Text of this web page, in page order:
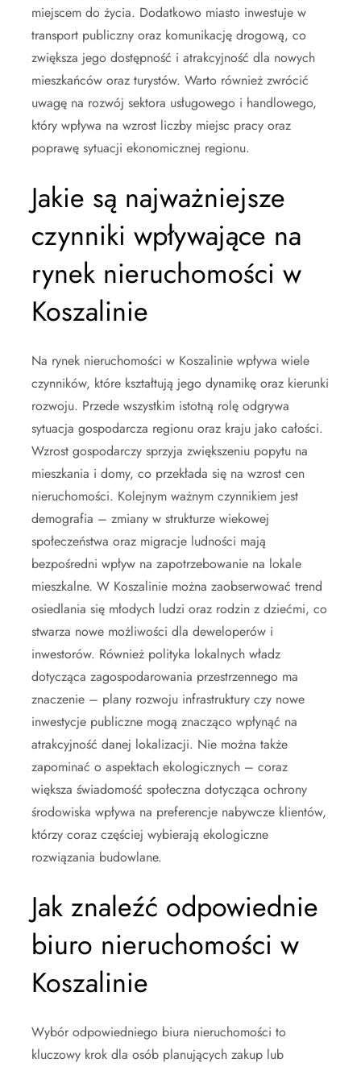
miejscem do życia. Dodatkowo miasto inwestuje w
transport publiczny oraz komunikację drogową, co
zwiększa jego dostępność i atrakcyjność dla nowych
mieszkańców oraz turystów. Warto również zwrócić
uwagę na rozwój sektora usługowego i handlowego,
który wpływa na wzrost liczby miejsc pracy oraz
poprawę sytuacji ekonomicznej regionu.
Jakie są najważniejsze
czynniki wpływające na
rynek nieruchomości w
Koszalinie
Na rynek nieruchomości w Koszalinie wpływa wiele
czynników, które kształtują jego dynamikę oraz kierunki
rozwoju. Przede wszystkim istotną rolę odgrywa
sytuacja gospodarcza regionu oraz kraju jako całości.
Wzrost gospodarczy sprzyja zwiększeniu popytu na
mieszkania i domy, co przekłada się na wzrost cen
nieruchomości. Kolejnym ważnym czynnikiem jest
demografia – zmiany w strukturze wiekowej
społeczeństwa oraz migracje ludności mają
bezpośredni wpływ na zapotrzebowanie na lokale
mieszkalne. W Koszalinie można zaobserwować trend
osiedlania się młodych ludzi oraz rodzin z dziećmi, co
stwarza nowe możliwości dla deweloperów i
inwestorów. Również polityka lokalnych władz
dotycząca zagospodarowania przestrzennego ma
znaczenie – plany rozwoju infrastruktury czy nowe
inwestycje publiczne mogą znacząco wpłynąć na
atrakcyjność danej lokalizacji. Nie można także
zapominać o aspektach ekologicznych – coraz
większa świadomość społeczna dotycząca ochrony
środowiska wpływa na preferencje nabywcze klientów,
którzy coraz częściej wybierają ekologiczne
rozwiązania budowlane.
Jak znaleźć odpowiednie
biuro nieruchomości w
Koszalinie
Wybór odpowiedniego biura nieruchomości to
kluczowy krok dla osób planujących zakup lub